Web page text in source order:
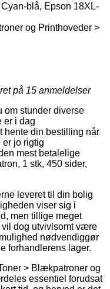
blå, Epson 18XL-
og Printhoveder >
på 15 anmeldelser
om stunder diverse
er i dag
hente din bestilling når
er jo rigtig
mest betalelige
1 stk, 450 sider,
leveret til din bolig
viser sig i
men tillige meget
dog utvivlsomt være
nødvendiggør
forhandlerens lager.
> Blækpatroner og
essentiel forudsat